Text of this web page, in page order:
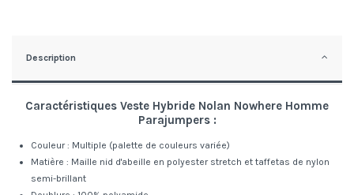
Description
Caractéristiques Veste Hybride Nolan Nowhere Homme
Parajumpers :
Couleur : Multiple (palette de couleurs variée)
Matière : Maille nid d'abeille en polyester stretch et taffetas de nylon
semi-brillant